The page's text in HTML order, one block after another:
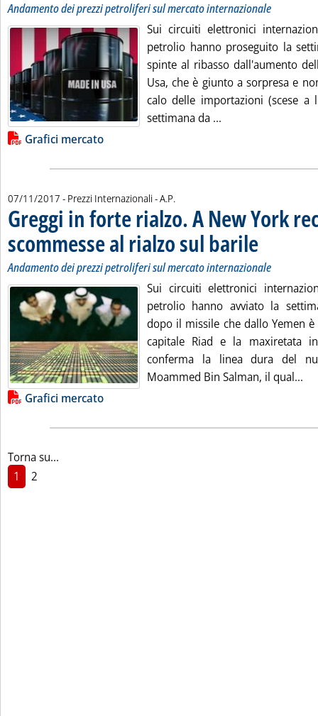
Andamento dei prezzi petroliferi sul mercato internazionale
Sui circuiti elettronici
petrolio hanno proseguito la
spinte al ribasso dall'aumento
Usa, che è giunto a sorpresa e
calo delle importazioni (scese a
settimana da ...
Lista allegati PDF alla notizia
Grafici mercato
07/11/2017 - Prezzi Internazionali -di:
A.P.
Greggi in forte rialzo. A New York
scommesse al rialzo sul barile
Andamento dei prezzi petroliferi sul mercato internazionale
Sui circuiti elettronici
petrolio hanno avviato la
dopo il missile che dallo Yemen
capitale Riad e la maxiretata
conferma la linea dura del
Moammed Bin Salman, il qual...
Lista allegati PDF alla notizia
Grafici mercato
Torna su...
1
2